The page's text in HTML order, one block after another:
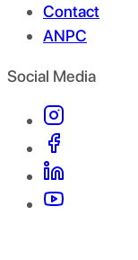
Contact
ANPC
Social Media